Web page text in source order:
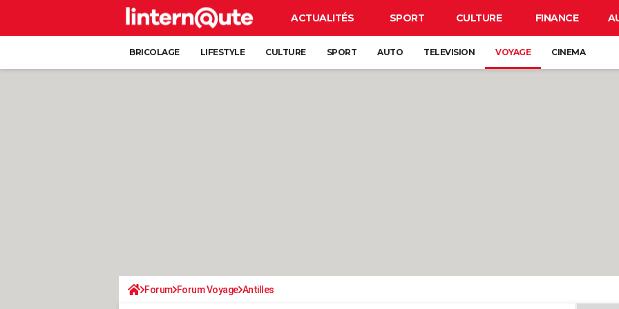
ACTUALITÉS SPORT CULTURE FINANCE
BRICOLAGE LIFESTYLE CULTURE SPORT AUTO TELEVISION VOYAGE CINEMA
Forum Forum Voyage Antilles